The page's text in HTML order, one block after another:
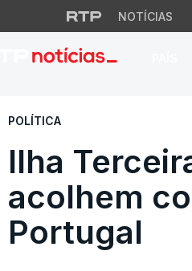
NOTÍCIAS
Ilha
POLÍTICA
Ilha
acolhem
Portugal